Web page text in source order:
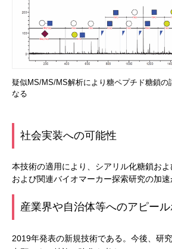
疑似MS/MS/MS解析により糖ペプチド糖鎖の
なる
社会実装への可能性
本技術の適用により、シアリル化糖鎖お
および関連バイオマーカー探索研究の加速
産業界や自治体等へのアピール
2019年発表の新規技術である。今後、研